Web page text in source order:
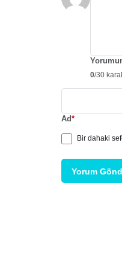
0/30
Ad*
Bir dahaki
Yorum